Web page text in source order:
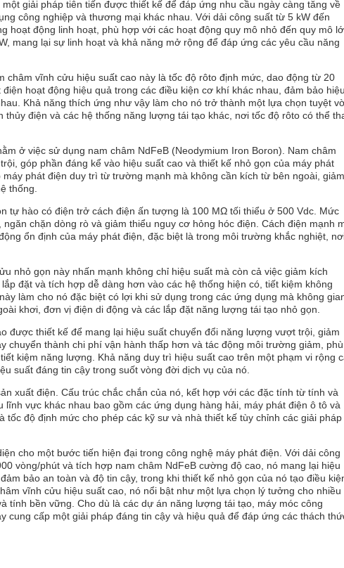
giải pháp tiên tiến được thiết kế để đáp ứng nhu cầu ngày càng tăng về
công nghiệp và thương mại khác nhau. Với dải công suất từ 5 kW đến
hoạt động linh hoạt, phù hợp với các hoạt động quy mô nhỏ đến quy mô
mang lại sự linh hoạt và khả năng mở rộng để đáp ứng các yêu cầu năng
châm vĩnh cửu hiệu suất cao này là tốc độ rôto định mức, dao động từ 20
hoạt động hiệu quả trong các điều kiện cơ khí khác nhau, đảm bảo hiệu
Khả năng thích ứng như vậy làm cho nó trở thành một lựa chọn tuyệt
điện và các hệ thống năng lượng tái tạo khác, nơi tốc độ rôto có thể
ở việc sử dụng nam châm NdFeB (Neodymium Iron Boron). Nam châm
góp phần đáng kể vào hiệu suất cao và thiết kế nhỏ gọn của máy phát
phát điện duy trì từ trường mạnh mà không cần kích từ bên ngoài, giảm
thống.
tự hào có điện trở cách điện ấn tượng là 100 MΩ tối thiểu ở 500 Vdc. Mức
chặn dòng rò và giảm thiểu nguy cơ hỏng hóc điện. Cách điện mạnh
ổn định của máy phát điện, đặc biệt là trong môi trường khắc nghiệt,
nhỏ gọn này nhấn mạnh không chỉ hiệu suất mà còn cả việc giảm kích
đặt và tích hợp dễ dàng hơn vào các hệ thống hiện có, tiết kiệm không
làm cho nó đặc biệt có lợi khi sử dụng trong các ứng dụng mà không
khơi, đơn vị điện di động và các lắp đặt năng lượng tái tạo nhỏ gọn.
được thiết kế để mang lại hiệu suất chuyển đổi năng lượng vượt trội, giảm
chuyển thành chi phí vận hành thấp hơn và tác động môi trường giảm, phù
kiệm năng lượng. Khả năng duy trì hiệu suất cao trên một phạm vi rộng
suất đáng tin cậy trong suốt vòng đời dịch vụ của nó.
xuất điện. Cấu trúc chắc chắn của nó, kết hợp với các đặc tính từ tính và
vực khác nhau bao gồm các ứng dụng hàng hải, máy phát điện ô tô và
độ định mức cho phép các kỹ sư và nhà thiết kế tùy chỉnh các giải pháp
cho một bước tiến hiện đại trong công nghệ máy phát điện. Với dải công
vòng/phút và tích hợp nam châm NdFeB cường độ cao, nó mang lại hiệu
bảo an toàn và độ tin cậy, trong khi thiết kế nhỏ gọn của nó tạo điều
vĩnh cửu hiệu suất cao, nó nổi bật như một lựa chọn lý tưởng cho nhiều
tính bền vững. Cho dù là các dự án năng lượng tái tạo, máy móc công
cung cấp một giải pháp đáng tin cậy và hiệu quả để đáp ứng các thách